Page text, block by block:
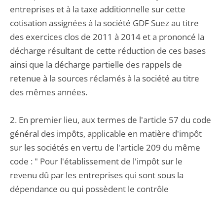
entreprises et à la taxe additionnelle sur cette
cotisation assignées à la société GDF Suez au titre
des exercices clos de 2011 à 2014 et a prononcé la
décharge résultant de cette réduction de ces bases
ainsi que la décharge partielle des rappels de
retenue à la sources réclamés à la société au titre
des mêmes années.
2. En premier lieu, aux termes de l'article 57 du code
général des impôts, applicable en matière d'impôt
sur les sociétés en vertu de l'article 209 du même
code : " Pour l'établissement de l'impôt sur le
revenu dû par les entreprises qui sont sous la
dépendance ou qui possèdent le contrôle